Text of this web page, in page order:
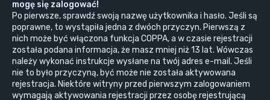
mogę się zalogować!
Po pierwsze, sprawdź swoją nazwę użytkownika i hasło. Jeśli są
poprawne, to wystąpiła jedna z dwóch przyczyn. Pierwszą z
nich może być włączona funkcja COPPA, a w czasie rejestracji
została podana informacja, że masz mniej niż 13 lat. Wówczas
należy wykonać instrukcje wysłane na twój adres e-mail. Jeśli
nie to było przyczyną, być może nie została aktywowana
rejestracja. Niektóre witryny przed pierwszym zalogowaniem
wymagają aktywowania rejestracji przez osobę rejestrującą